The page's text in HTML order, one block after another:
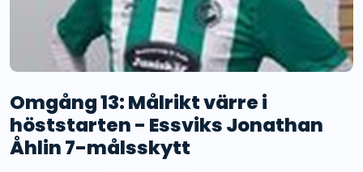
Omgång 13: Målrikt värre i
höststarten - Essviks Jonathan
Åhlin 7-målsskytt